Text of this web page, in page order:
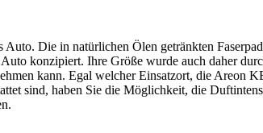
Die in natürlichen Ölen getränkten
konzipiert. Ihre Größe wurde auch daher
kann. Egal welcher Einsatzort, die Areon
sind, haben Sie die Möglichkeit, die